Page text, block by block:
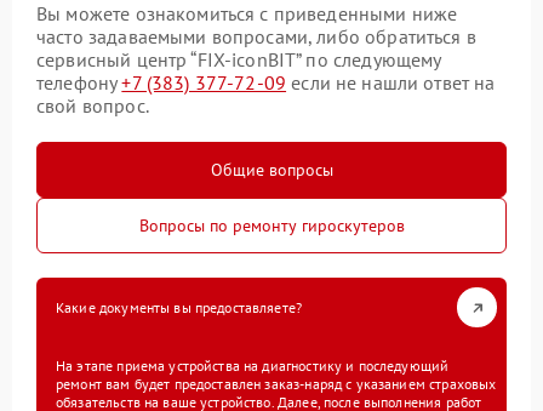
Вы можете ознакомиться с приведенными ниже
часто задаваемыми вопросами, либо обратиться в
сервисный центр “FIX-iconBIT” по следующему
телефону+7 (383) 377-72-09 если не нашли ответ на
свой вопрос.
Общие вопросы
Вопросы по ремонту гироскутеров
Какие документы вы предоставляете?
На этапе приема устройства на диагностику и последующий
ремонт вам будет предоставлен заказ-наряд с указанием страховых
обязательств на ваше устройство. Далее, после выполнения работ